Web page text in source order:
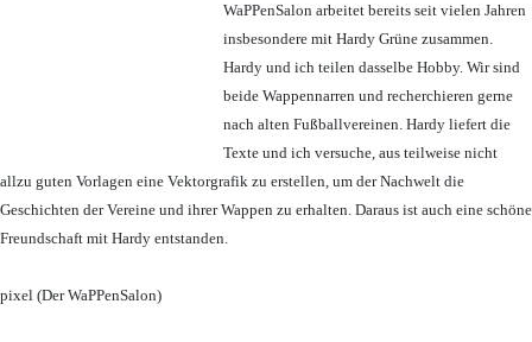
WaPPenSalon arbeitet bereits seit vielen Jahren
insbesondere mit Hardy Grüne zusammen.
Hardy und ich teilen dasselbe Hobby. Wir sind
beide Wappennarren und recherchieren gerne
nach alten Fußballvereinen. Hardy liefert die
Texte und ich versuche, aus teilweise nicht
allzu guten Vorlagen eine Vektorgrafik zu erstellen, um der Nachwelt die
Geschichten der Vereine und ihrer Wappen zu erhalten. Daraus ist auch eine schöne
Freundschaft mit Hardy entstanden.
pixel (Der WaPPenSalon)